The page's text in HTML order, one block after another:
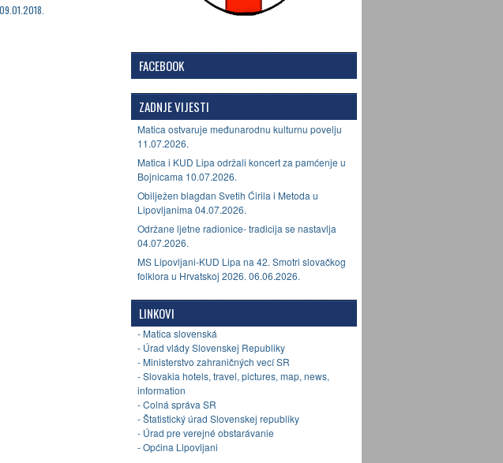
FACEBOOK
ZADNJE VIJESTI
Matica ostvaruje međunarodnu kulturnu povelju
11.07.2026.
Matica i KUD Lipa održali koncert za pamćenje u
Bojnicama 10.07.2026.
Obilježen blagdan Svetih Ćirila i Metoda u
Lipovljanima 04.07.2026.
Održane ljetne radionice- tradicija se nastavlja
04.07.2026.
MS Lipovljani-KUD Lipa na 42. Smotri slovačkog
folklora u Hrvatskoj 2026. 06.06.2026.
LINKOVI
- Matica slovenská
- Úrad vlády Slovenskej Republiky
- Ministerstvo zahraničných vecí SR
- Slovakia hotels, travel, pictures, map, news,
information
- Colná správa SR
- Štatistický úrad Slovenskej republiky
- Úrad pre verejné obstarávanie
- Općina Lipovljani